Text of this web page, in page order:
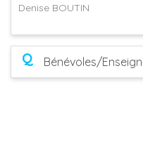
Denise BOUTIN
Q Bénévoles/